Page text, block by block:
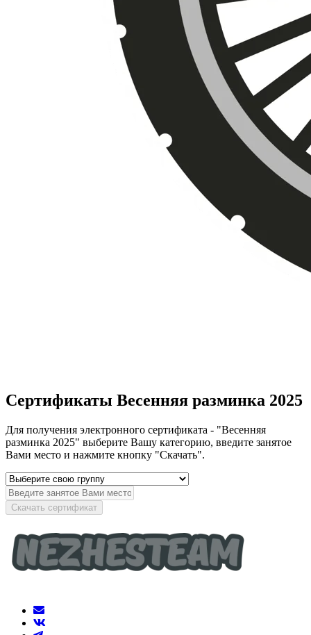
Сертификаты Весенняя разминка 2025
Для получения электронного сертификата - "Весенняя
разминка 2025" выберите Вашу категорию, введите занятое
Вами место и нажмите кнопку "Скачать".
Скачать сертификат